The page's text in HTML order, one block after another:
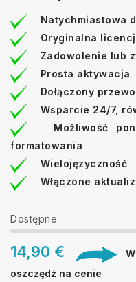
Natychmiastowa
Oryginalna
Zadowolenie lub
Prosta aktywacja
Dołączony
Wsparcie 24/7,
Możliwość
formatowania
Wielojęzyczność
Włączone
Dostępne
14,90 €
oszczędź na cenie